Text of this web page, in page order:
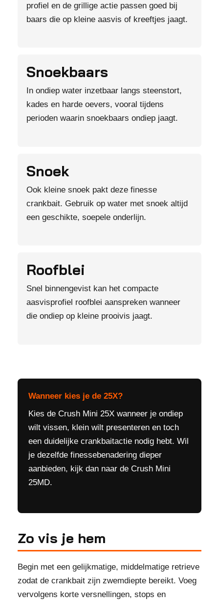
profiel en de grillige actie passen goed bij
baars die op kleine aasvis of kreeftjes jaagt.
Snoekbaars
In ondiep water inzetbaar langs steenstort,
kades en harde oevers, vooral tijdens
perioden waarin snoekbaars ondiep jaagt.
Snoek
Ook kleine snoek pakt deze finesse
crankbait. Gebruik op water met snoek altijd
een geschikte, soepele onderlijn.
Roofblei
Snel binnengevist kan het compacte
aasvisprofiel roofblei aanspreken wanneer
die ondiep op kleine prooivis jaagt.
Wanneer kies je de 25X?
Kies de Crush Mini 25X wanneer je ondiep
wilt vissen, klein wilt presenteren en toch
een duidelijke crankbaitactie nodig hebt. Wil
je dezelfde finessebenadering dieper
aanbieden, kijk dan naar de Crush Mini
25MD.
Zo vis je hem
Begin met een gelijkmatige, middelmatige retrieve
zodat de crankbait zijn zwemdiepte bereikt. Voeg
vervolgens korte versnellingen, stops en